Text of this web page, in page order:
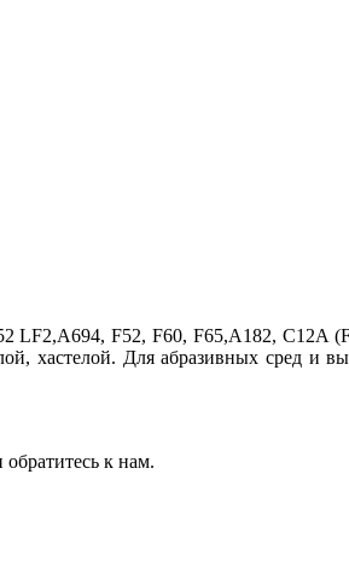
LF2,A694, F52, F60, F65,A182, C12A
хастелой. Для абразивных сред и
к нам.